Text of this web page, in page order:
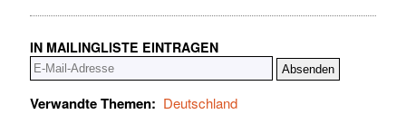
IN MAILINGLISTE EINTRAGEN
Verwandte Themen: Deutschland